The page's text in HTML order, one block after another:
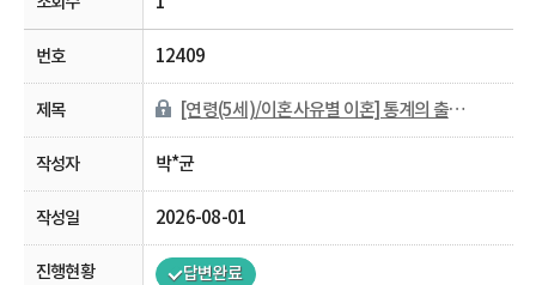
12409
[연령(5세)/이혼사유별 이혼] 통계의 출처가 궁금합니다.
박*균
2026-08-01
답변완료